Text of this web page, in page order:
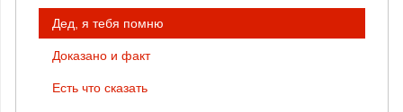
Дед, я тебя помню
Доказано и факт
Есть что сказать